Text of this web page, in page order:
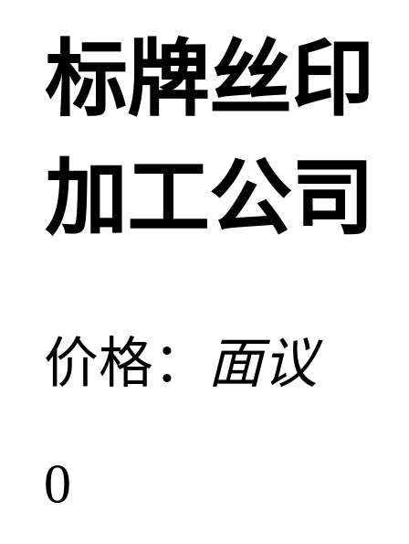
标牌丝印
加工公司
价格： 面议
0